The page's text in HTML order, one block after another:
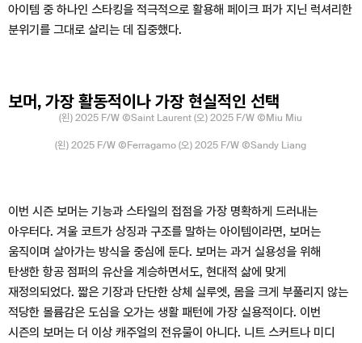
아이템 중 하나인 스타킹을 적극적으로 활용해 페이크 퍼가 지닌 럭셔리한
분위기를 그대로 살리는 데 집중했다.
보머, 가장 활동적이나 가장 현실적인 선택
(왼) 2025 F/W ⒸSaint Laurent (오) 2025 F/W ⒸMiu Miu
(왼) 2025 F/W ⒸFerragamo (오) 2025 F/W ⒸSandy Liang
이번 시즌 보머는 기능과 스타일의 접점을 가장 명확하게 드러내는
아우터다. 겨울 코트가 상징과 구조를 말하는 아이템이라면, 보머는
움직이며 살아가는 방식을 중심에 둔다. 보머는 과거 실용성을 위해
탄생한 항공 점퍼의 유산을 계승하면서도, 현대적 삶에 맞게
재정의되었다. 짧은 기장과 단단한 상체 실루엣, 몸을 크게 부풀리지 않는
적당한 볼륨감은 도심을 오가는 생활 패턴에 가장 실용적이다. 이번
시즌의 보머는 더 이상 캐주얼의 전유물이 아니다. 니트 스커트나 미디